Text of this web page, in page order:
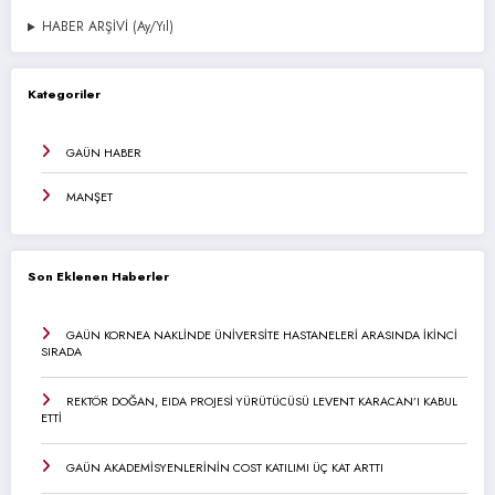
HABER ARŞİVİ (Ay/Yıl)
Kategoriler
GAÜN HABER
MANŞET
Son Eklenen Haberler
GAÜN KORNEA NAKLİNDE ÜNİVERSİTE HASTANELERİ ARASINDA İKİNCİ
SIRADA
REKTÖR DOĞAN, EIDA PROJESİ YÜRÜTÜCÜSÜ LEVENT KARACAN’I KABUL
ETTİ
GAÜN AKADEMİSYENLERİNİN COST KATILIMI ÜÇ KAT ARTTI